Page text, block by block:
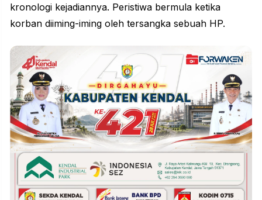
kronologi kejadiannya. Peristiwa bermula ketika
korban diiming-iming oleh tersangka sebuah HP.